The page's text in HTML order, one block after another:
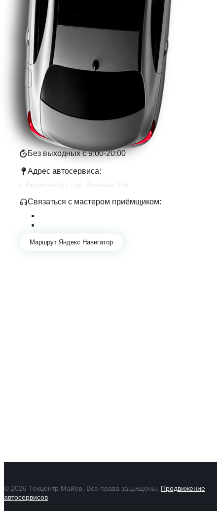
контакты
Без выходных с 9:00-20:00
Адрес автосервиса:
Связаться с мастером приёмщиком:
Маршрут Яндекс Навигатор
© 2026 Техцентр Майер. Все права защищены. Продвижение
автосервисов